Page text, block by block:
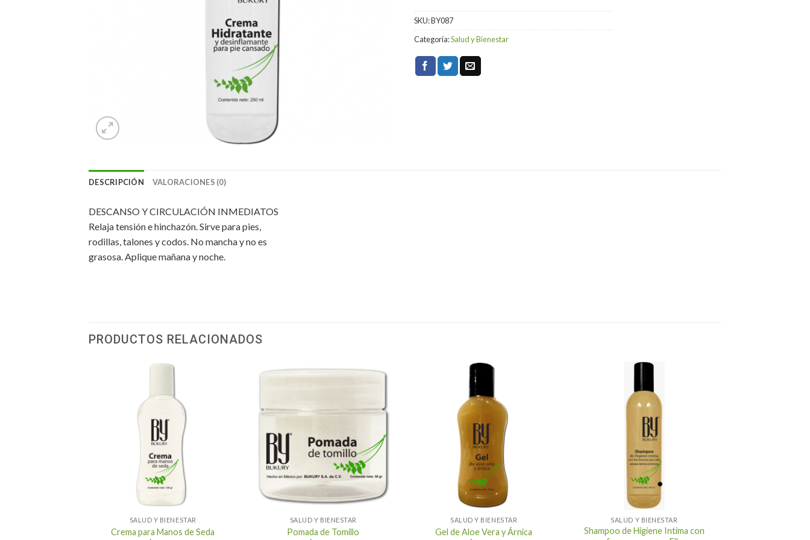
SKU:BY087
Categoría:Salud y Bienestar
DESCRIPCIÓN VALORACIONES (0)
DESCANSO Y CIRCULACIÓN INMEDIATOS
Relaja tensión e hinchazón. Sirve para pies,
rodillas, talones y codos. No mancha y no es
grasosa. Aplique mañana y noche.
PRODUCTOS RELACIONADOS
SALUD Y BIENESTAR
Crema para Manos de Seda
+
SALUD Y BIENESTAR
Pomada de Tomillo
SALUD Y BIENESTAR
Gel de Aloe Vera y Árnica
SALUD Y BIENESTAR
Shampoo de Higiene Intima con